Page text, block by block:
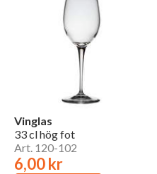
Vinglas
33 cl hög fot
Art. 120-102
6,00 kr